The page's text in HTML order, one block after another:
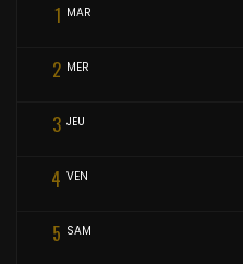
1 MAR
2 MER
3 JEU
4 VEN
5 SAM